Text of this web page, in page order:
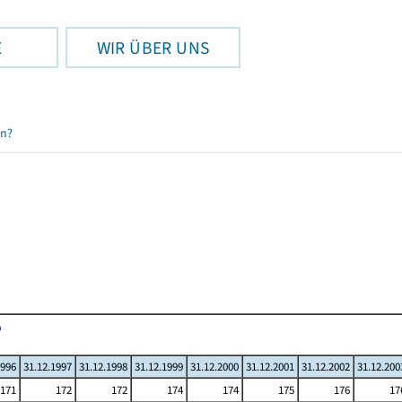
WIR ÜBER UNS
31.12.1997 31.12.1998 31.12.1999 31.12.2000 31.12.2001 31.12.2002
171 172 172 174 174 175 176